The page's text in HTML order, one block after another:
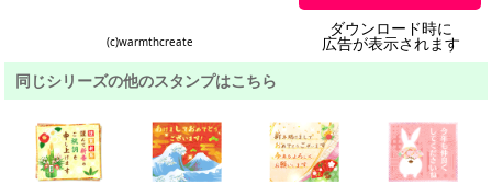
(c)warmthcreate
ダウンロード時に
広告が表示されます
同じシリーズの他のスタンプはこちら